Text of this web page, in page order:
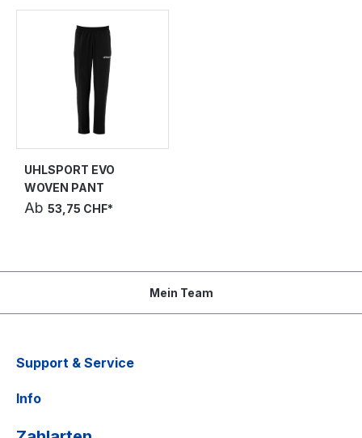
UHLSPORT EVO
WOVEN PANT
Ab 53,75 CHF*
Mein Team
Support & Service
Info